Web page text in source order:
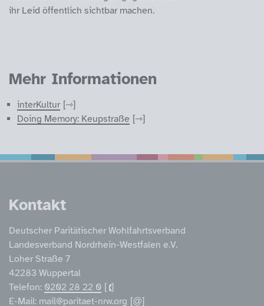
ihr Leid öffentlich sichtbar machen.
Mehr Informationen
interKultur
Doing Memory: Keupstraße
Service
Kontakt
Deutscher Paritätischer Wohlfahrtsverband
Landesverband Nordrhein-Westfalen e.V.
Loher Straße 7
42283 Wuppertal
Telefon: 0202 28 22 0
E-Mail: mail@paritaet-nrw.org